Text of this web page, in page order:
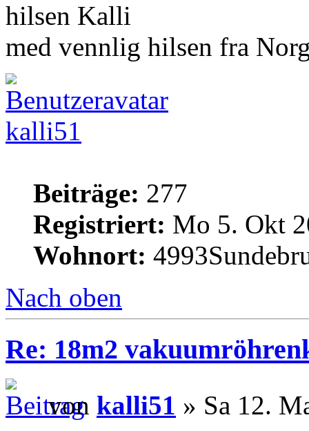
hilsen Kalli
med vennlig hilsen fra
kalli51
Beiträge: 277
Registriert: Mo 5. Okt
Wohnort:
Nach oben
Re: 18m2
von kalli51 » Sa 12.